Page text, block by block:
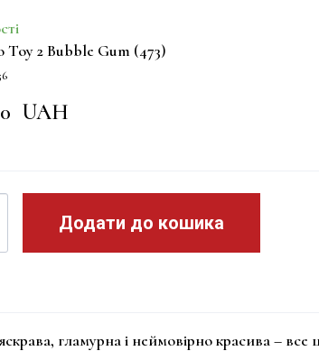
Toy 2 Bubble Gum (473)
UAH
Додати до кошика
гламурна і неймовірно красива – все